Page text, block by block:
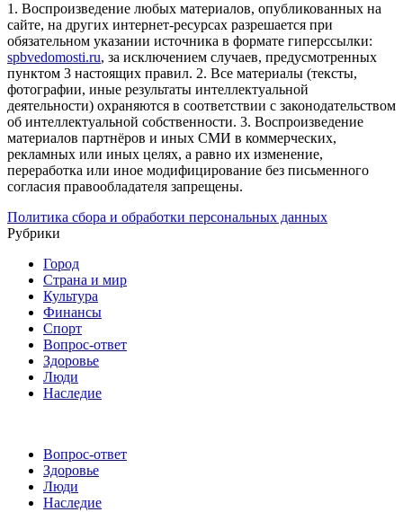
1. Воспроизведение любых материалов, опубликованных на
сайте, на других интернет-ресурсах разрешается при
обязательном указании источника в формате гиперссылки:
spbvedomosti.ru, за исключением случаев, предусмотренных
пунктом 3 настоящих правил. 2. Все материалы (тексты,
фотографии, иные результаты интеллектуальной
деятельности) охраняются в соответствии с законодательством
об интеллектуальной собственности. 3. Воспроизведение
материалов партнёров и иных СМИ в коммерческих,
рекламных или иных целях, а равно их изменение,
переработка или иное модифицирование без письменного
согласия правообладателя запрещены.
Политика сбора и обработки персональных данных
Рубрики
Город
Страна и мир
Культура
Финансы
Спорт
Вопрос-ответ
Здоровье
Люди
Наследие
Вопрос-ответ
Здоровье
Люди
Наследие